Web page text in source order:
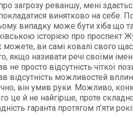
загрозу реваншу, мені
винятково на себе.
випадку може бути хіба що
історією про проспект
можете, ви самі ковалі свого
якщо називати речі своїми
не просто відсутність чіткої
відсутність можливостей
він умив руки. Можливо,
це й не найгірше, проте
гаранта протягом п’яти